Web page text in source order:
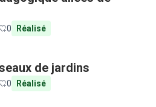
0 Réalisé
de jardins
0 Réalisé